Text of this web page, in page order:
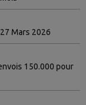
Mars 2026
150.000 pour